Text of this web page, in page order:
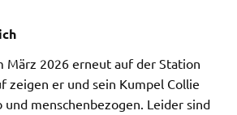
März 2026 erneut auf der Station
zeigen er und sein Kumpel Collie
und menschenbezogen. Leider sind